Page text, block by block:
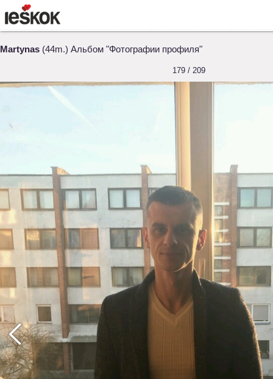
Martynas (44m.) Альбом "Фотографии профиля"
179 / 209